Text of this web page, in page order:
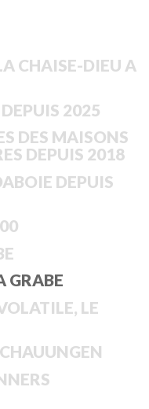
CHAISE-DIEU A
2025
DES MAISONS
DEPUIS 2018
DEPUIS
GRABE
LE